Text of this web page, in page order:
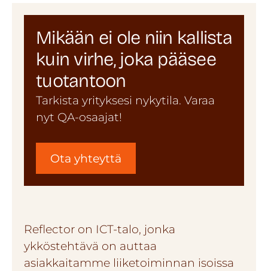
Mikään ei ole niin kallista
kuin virhe, joka pääsee
tuotantoon
Tarkista yrityksesi nykytila. Varaa
nyt QA-osaajat!
Ota yhteyttä
Reflector on ICT-talo, jonka
ykköstehtävä on auttaa
asiakkaitamme liiketoiminnan isoissa